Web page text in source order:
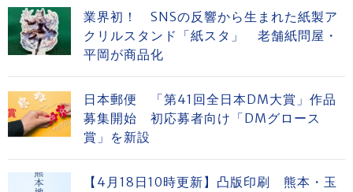
業界初！ SNSの反響から生まれた紙製ア
クリルスタンド「紙スタ」 老舗紙問屋・
平岡が商品化
日本郵便 「第41回全日本DM大賞」作品
募集開始 初応募者向け「DMグロース
賞」を新設
【4月18日10時更新】凸版印刷 熊本・玉